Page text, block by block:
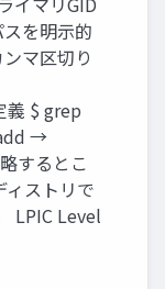
を明示的
マ区切り
$ grep
→
するとこ
ィストリで
LPIC Level